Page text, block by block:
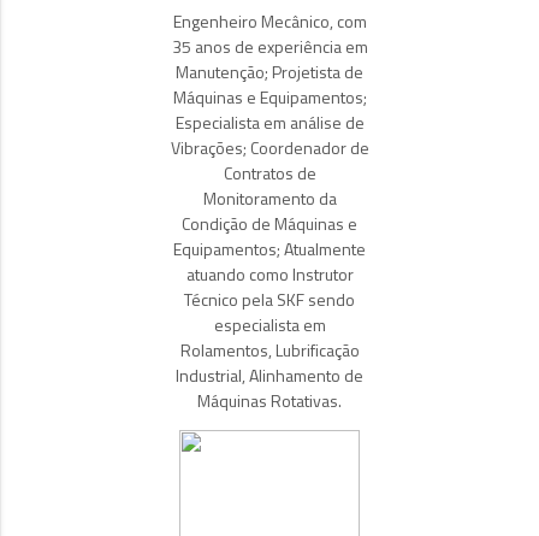
Engenheiro Mecânico, com
35 anos de experiência em
Manutenção; Projetista de
Máquinas e Equipamentos;
Especialista em análise de
Vibrações; Coordenador de
Contratos de
Monitoramento da
Condição de Máquinas e
Equipamentos; Atualmente
atuando como Instrutor
Técnico pela SKF sendo
especialista em
Rolamentos, Lubrificação
Industrial, Alinhamento de
Máquinas Rotativas.